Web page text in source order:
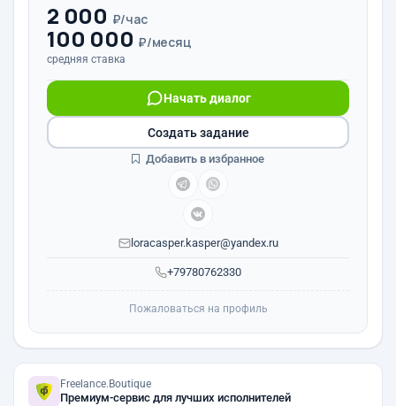
2 000 ₽/час
100 000 ₽/месяц
средняя ставка
+79780762330
Начать диалог
loracasper.kasper@yandex.ru
Создать задание
Добавить в избранное
Пожаловаться на профиль
Freelance.Boutique
Премиум-сервис для лучших исполнителей